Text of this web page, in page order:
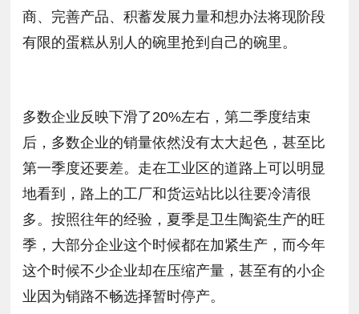
商、完善产品、积蓄发展力量和想办法将现阶段
有限的蛋糕从别人的碗里抢到自己的碗里。
多数企业反映下滑了20%左右，第二季度结束
后，多数企业的销量依然没有太大起色，甚至比
第一季度还要差。走在工业区的道路上可以明显
地看到，路上的工厂和货运站比以往要冷清很
多。按照往年的经验，夏季是卫生陶瓷生产的旺
季，大部分企业这个时候都在加紧生产，而今年
这个时候不少企业却在压缩产量，甚至有的小企
业因为销路不畅选择暂时停产。